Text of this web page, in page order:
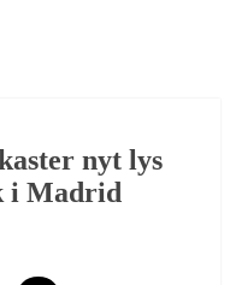
nyt lys
i Madrid